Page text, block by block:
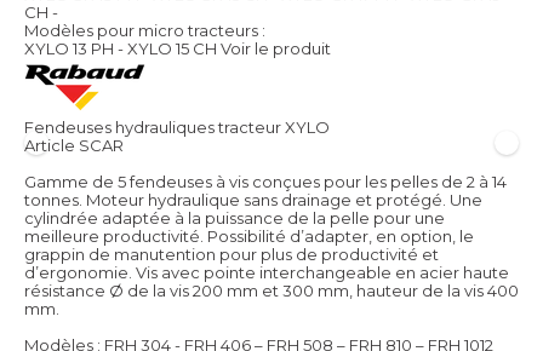
CH -
Modèles pour micro tracteurs :
XYLO 13 PH - XYLO 15 CH Voir le produit
Fendeuses hydrauliques tracteur XYLO
Article SCAR
Gamme de 5 fendeuses à vis conçues pour les pelles de 2 à 14
tonnes. Moteur hydraulique sans drainage et protégé. Une
cylindrée adaptée à la puissance de la pelle pour une
meilleure productivité. Possibilité d’adapter, en option, le
grappin de manutention pour plus de productivité et
d’ergonomie. Vis avec pointe interchangeable en acier haute
résistance Ø de la vis 200 mm et 300 mm, hauteur de la vis 400
mm.
Modèles : FRH 304 - FRH 406 – FRH 508 – FRH 810 – FRH 1012